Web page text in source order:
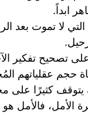
ابداً.
لا تموت بعد
تصحيح تفكير
حجم عقلياتهم
يتوقف كثيرًا على
الأمل، فالأمل